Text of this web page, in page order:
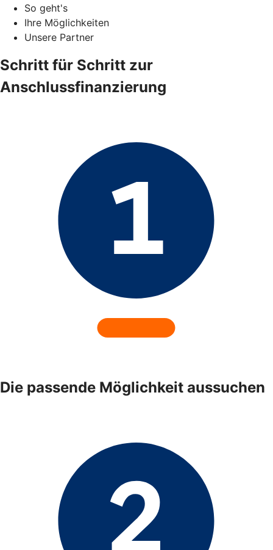
So geht's
Ihre Möglichkeiten
Unsere Partner
Schritt für Schritt zur
Anschlussfinanzierung
Die passende Möglichkeit aussuchen